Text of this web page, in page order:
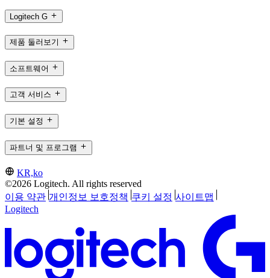
Logitech G
제품 둘러보기
소프트웨어
고객 서비스
기본 설정
파트너 및 프로그램
KR,ko
©2026 Logitech. All rights reserved
이용 약관 개인정보 보호정책 쿠키 설정 사이트맵
Logitech